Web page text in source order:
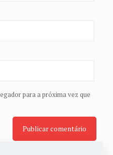
para a próxima vez que